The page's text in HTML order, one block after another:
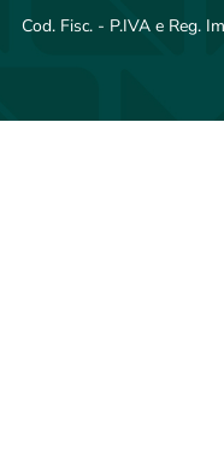
Cod. Fisc. - P.IVA e Reg.